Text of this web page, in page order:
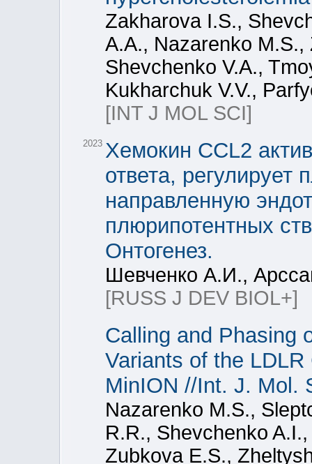
Zakharova I.S.,
A.A., Nazarenko M.S.,
Shevchenko V.A.,
Kukharchuk V.V.,
[INT J MOL SCI]
2023 Хемокин CCL2
ответа, регулирует
направленную
плюрипотентных
Онтогенез.
Шевченко А.И.,
[RUSS J DEV BIOL+]
Calling and Phasing
Variants of the
MinION //Int. J. Mol.
Nazarenko M.S.,
R.R., Shevchenko
Zubkova E.S.,